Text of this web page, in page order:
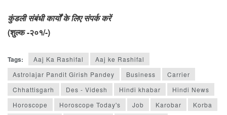
कुंडली संबंधी कार्यों के लिए संपर्क करें
(शुल्क -२०१/-)
Tags: Aaj Ka Rashifal
Aaj ke Rashifal
Astrolajar Pandit Girish Pandey
Business
Carrier
Chhattisgarh
Des - Videsh Hindi khabar
Hindi News
Horoscope
Horoscope Today's Job Karobar
Korba